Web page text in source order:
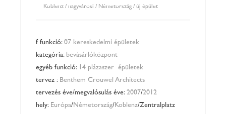
Koblenz / nagyvárosi / Németország / új épület
főfunkció: 07 kereskedelmi épületek
kategória: bevásárlóközpont
egyéb funkció:
14 plázaszerű épületek
tervező: Benthem Crouwel Architects
tervezés éve/megvalósulás éve: 2007/2012
hely: Európa/Németország/Koblenz/Zentralplatz